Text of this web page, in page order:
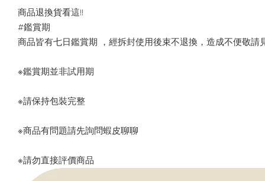
商品退換貨看這!!
#鑑賞期
商品皆有七日鑑賞期 ，經拆封使用後束不退換，造成不便敬請
※鑑賞期並非試用期
※請保持包裝完整
※商品有問題請先詢問蝦皮聊聊
※請勿直接評價商品